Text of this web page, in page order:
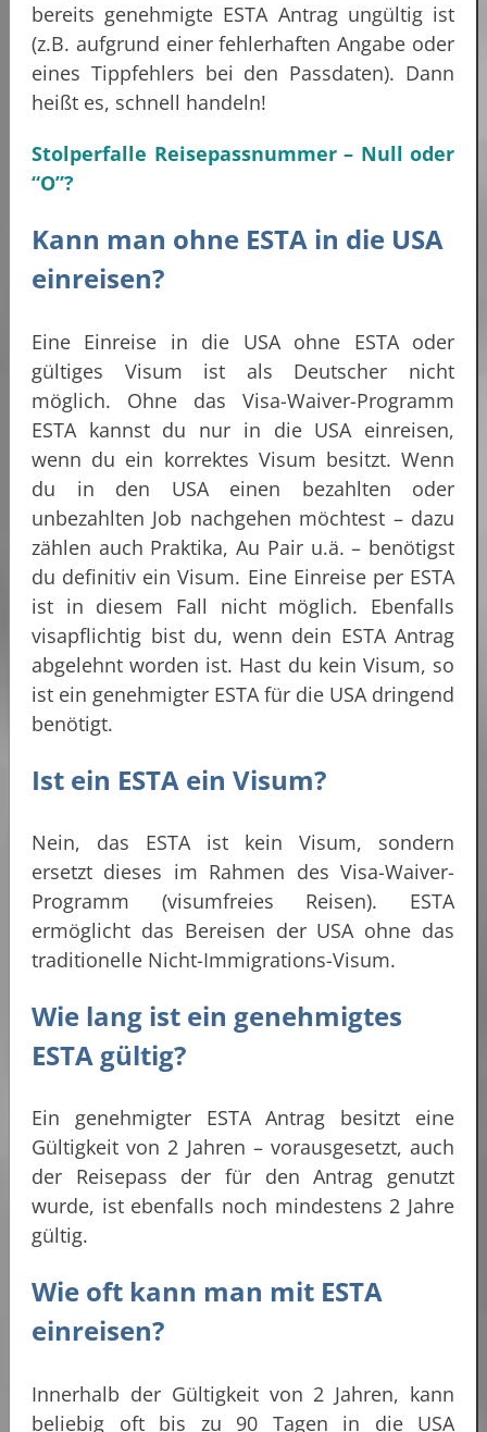
bereits genehmigte ESTA Antrag ungültig ist
(z.B. aufgrund einer fehlerhaften Angabe oder
eines Tippfehlers bei den Passdaten). Dann
heißt es, schnell handeln!
Stolperfalle Reisepassnummer – Null oder
“O”?
Kann man ohne ESTA in die USA
einreisen?
Eine Einreise in die USA ohne ESTA oder
gültiges Visum ist als Deutscher nicht
möglich. Ohne das Visa-Waiver-Programm
ESTA kannst du nur in die USA einreisen,
wenn du ein korrektes Visum besitzt. Wenn
du in den USA einen bezahlten oder
unbezahlten Job nachgehen möchtest – dazu
zählen auch Praktika, Au Pair u.ä. – benötigst
du definitiv ein Visum. Eine Einreise per ESTA
ist in diesem Fall nicht möglich. Ebenfalls
visapflichtig bist du, wenn dein ESTA Antrag
abgelehnt worden ist. Hast du kein Visum, so
ist ein genehmigter ESTA für die USA dringend
benötigt.
Ist ein ESTA ein Visum?
Nein, das ESTA ist kein Visum, sondern
ersetzt dieses im Rahmen des Visa-Waiver-
Programm (visumfreies Reisen). ESTA
ermöglicht das Bereisen der USA ohne das
traditionelle Nicht-Immigrations-Visum.
Wie lang ist ein genehmigtes
ESTA gültig?
Ein genehmigter ESTA Antrag besitzt eine
Gültigkeit von 2 Jahren – vorausgesetzt, auch
der Reisepass der für den Antrag genutzt
wurde, ist ebenfalls noch mindestens 2 Jahre
gültig.
Wie oft kann man mit ESTA
einreisen?
Innerhalb der Gültigkeit von 2 Jahren, kann
beliebig oft bis zu 90 Tagen in die USA